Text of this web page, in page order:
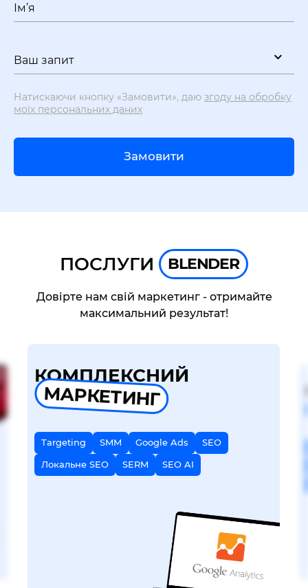
Ім’я
Ваш запит
Натискаючи кнопку «Замовити», даю згоду на обробку
моїх персональних даних
Замовити
ПОСЛУГИ BLENDER
Довірте нам свій маркетинг - отримайте
максимальний результат!
КОМПЛЕКСНИЙ
МАРКЕТИНГ
Targeting SMM Google Ads
SEO
Локальне SEO
SERM SEO AI